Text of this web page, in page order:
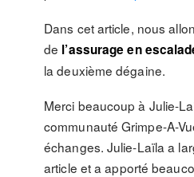
Dans cet article, nous
de l’assurage en
la deuxième dégaine.
Merci beaucoup à Julie-
communauté Grimpe-A-
échanges. Julie-Laïla a
article et a apporté